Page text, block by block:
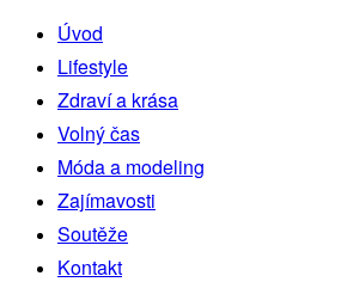
Úvod
Lifestyle
Zdraví a krása
Volný čas
Móda a modeling
Zajímavosti
Soutěže
Kontakt